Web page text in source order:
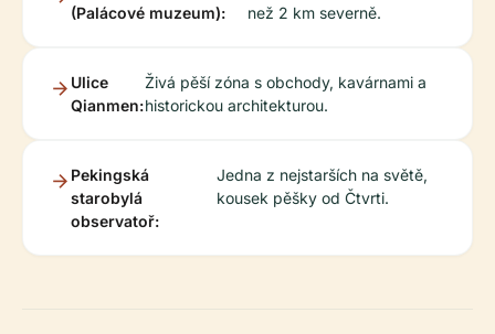
(Palácové muzeum):
než 2 km severně.
Ulice
Qianmen:
Živá pěší zóna s obchody, kavárnami a
historickou architekturou.
Pekingská
starobylá
observatoř:
Jedna z nejstarších na světě,
kousek pěšky od Čtvrti.